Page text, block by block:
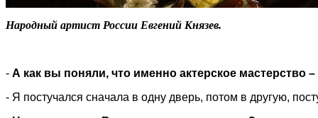
Народный артист России Евгений Князев.
- А как вы поняли, что именно актерское мастерство
- Я постучался сначала в одну дверь, потом в другую,